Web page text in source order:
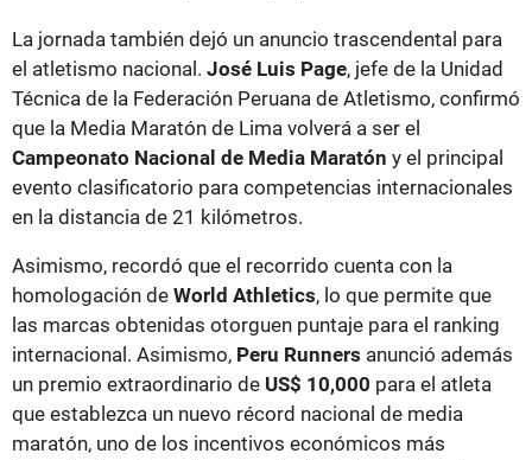
La jornada también dejó un anuncio trascendental para
el atletismo nacional. José Luis Page, jefe de la Unidad
Técnica de la Federación Peruana de Atletismo, confirmó
que la Media Maratón de Lima volverá a ser el
Campeonato Nacional de Media Maratón y el principal
evento clasificatorio para competencias internacionales
en la distancia de 21 kilómetros.
Asimismo, recordó que el recorrido cuenta con la
homologación de World Athletics, lo que permite que
las marcas obtenidas otorguen puntaje para el ranking
internacional. Asimismo, Peru Runners anunció además
un premio extraordinario de US$ 10,000 para el atleta
que establezca un nuevo récord nacional de media
maratón, uno de los incentivos económicos más